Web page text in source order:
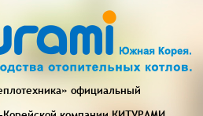
официальный